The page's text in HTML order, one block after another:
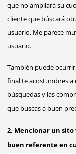
que no ampliará su
cliente que búscará
usuario. Me parece
usuario.
También puede
final te acostumbres a
búsquedas y las
que buscas a buen
2. Mencionar un
buen referente en